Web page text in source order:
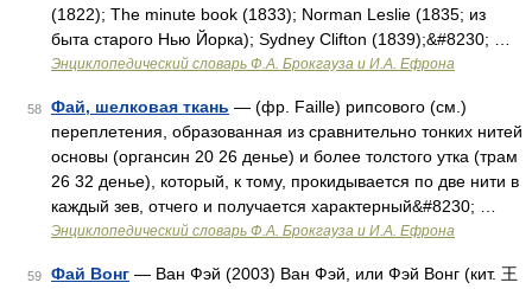
(1822); The minute book (1833); Norman Leslie (1835; из
быта старого Нью Йорка); Sydney Clifton (1839);&#8230; …
Энциклопедический словарь Ф.А. Брокгауза и И.А. Ефрона
58 Фай, шелковая ткань — (фр. Faille) рипсового (см.)
переплетения, образованная из сравнительно тонких нитей
основы (органсин 20 26 денье) и более толстого утка (трам
26 32 денье), который, к тому, прокидывается по две нити в
каждый зев, отчего и получается характерный&#8230; …
Энциклопедический словарь Ф.А. Брокгауза и И.А. Ефрона
59 Фай Вонг — Ван Фэй (2003) Ван Фэй, или Фэй Вонг (кит. 王